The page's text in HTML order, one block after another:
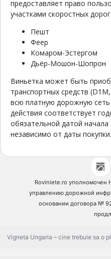
предоставляет право
участками скоростных
Пешт
Феер
Комаром-Эстергом
Дьёр-Мошон-Шопрон
Виньетка может быть
транспортных средств
всю платную дорожную сеть
действия соответствует
обязательной датой начала
независимо от даты покупки.
Roviniete.ro уполномочен
управлению дорожной
основании договора №
Vigneta Ungaria – cine trebuie sa o